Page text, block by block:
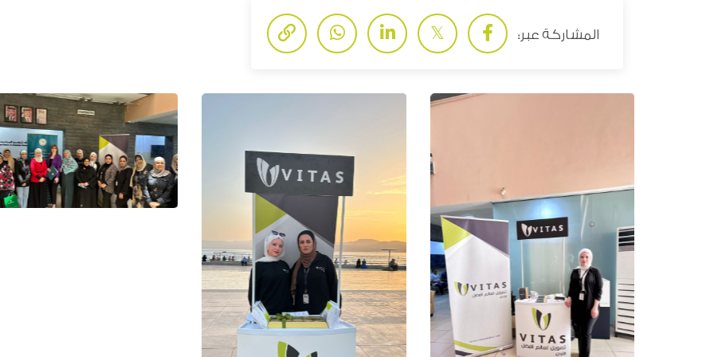
المشاركة عبر: